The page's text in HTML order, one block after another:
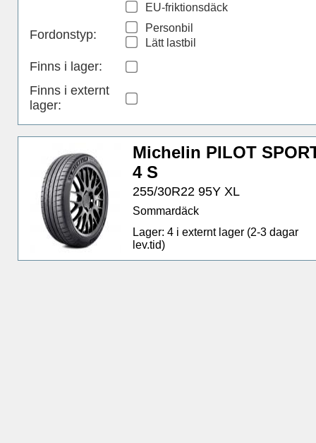
EU-friktionsdäck
Fordonstyp:
Personbil
Lätt lastbil
Finns i lager:
Finns i externt
lager:
Michelin PILOT
4 S
255/30R22 95Y XL
Sommardäck
Lager: 4 i externt lager (2-3 dagar
lev.tid)